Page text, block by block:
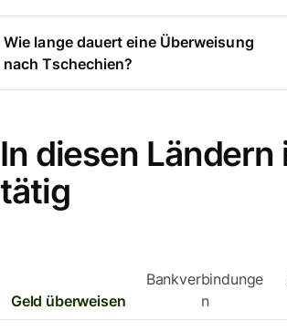
Wie lange dauert eine Überweisung
nach Tschechien?
In diesen Ländern
tätig
Geld überweisen
Bankverbindunge
n